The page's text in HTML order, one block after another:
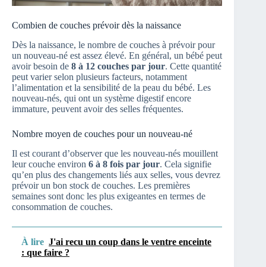
Combien de couches prévoir dès la naissance
Dès la naissance, le nombre de couches à prévoir pour
un nouveau-né est assez élevé. En général, un bébé peut
avoir besoin de 8 à 12 couches par jour. Cette quantité
peut varier selon plusieurs facteurs, notamment
l’alimentation et la sensibilité de la peau du bébé. Les
nouveau-nés, qui ont un système digestif encore
immature, peuvent avoir des selles fréquentes.
Nombre moyen de couches pour un nouveau-né
Il est courant d’observer que les nouveau-nés mouillent
leur couche environ 6 à 8 fois par jour. Cela signifie
qu’en plus des changements liés aux selles, vous devrez
prévoir un bon stock de couches. Les premières
semaines sont donc les plus exigeantes en termes de
consommation de couches.
À lire J'ai recu un coup dans le ventre enceinte
: que faire ?